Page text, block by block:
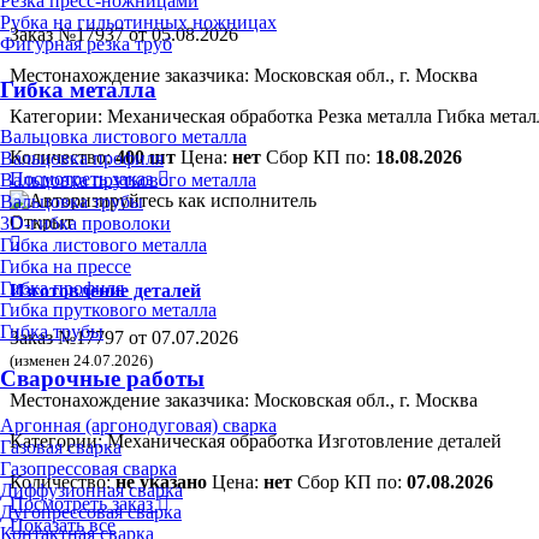
Рубка на гильотинных ножницах
Фигурная резка труб
Гибка металла
Вальцовка листового металла
Вальцовка профиля
Вальцовка пруткового металла
Вальцовка трубы
3D-гибка проволоки
Гибка листового металла
Гибка на прессе
Гибка профиля
Гибка пруткового металла
Гибка трубы
Сварочные работы
Аргонная (аргонодуговая) сварка
Газовая сварка
Газопрессовая сварка
Диффузионная сварка
Дугопрессовая сварка
Контактная сварка
Заказ №17937 от 05.08.2026
Местонахождение заказчика: Московская обл., г. Москва
Категории: Механическая обработка Резка металла Гибка
Количество:400 шт Цена: нет Сбор КП по: 18.08.2026
Посмотреть заказ
Открыт
Изготовление деталей
Заказ №17797 от 07.07.2026
(изменен 24.07.2026)
Местонахождение заказчика: Московская обл., г. Москва
Категории:Механическая обработка Изготовление деталей
Количество:не указано Цена: нет Сбор КП по: 07.08.2026
Посмотреть заказ
Показать все